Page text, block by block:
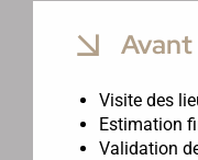
Avant
Visite des
Estimation
Validation